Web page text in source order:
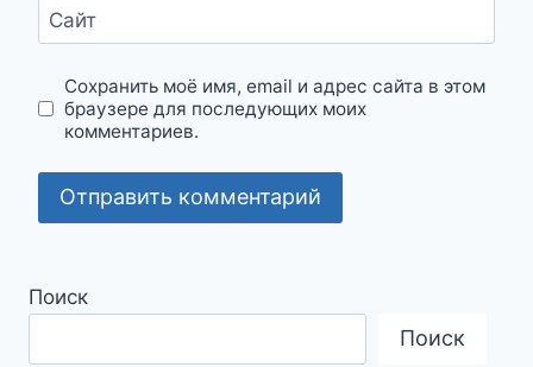
Сайт
Сохранить моё имя, email и адрес сайта в этом
браузере для последующих моих
комментариев.
Поиск
Поиск